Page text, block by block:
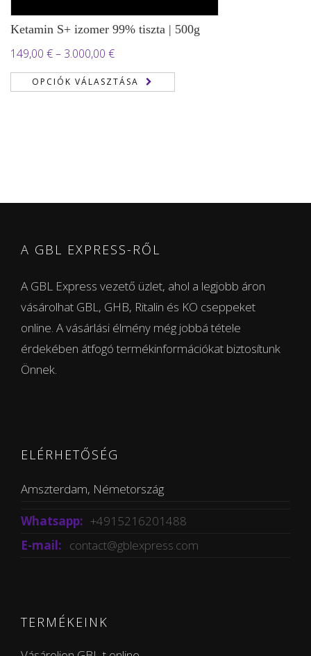
Ketamin S+ izomer 99% tiszta | 500g
149,00 €– 3.000,00 €Ártartomány:
149,00 €
-
OPCIÓK VÁLASZTÁSA
A GBL EXPRESS-RŐL
A GBL Express vezető üzlet, ahol a legjobb áron
vásárolhat GBL, GHB, Ritalin és KO cseppeket
online. A vásárlási élmény még jobbá tétele
érdekében átfogó termékinformációkat biztosítunk
Önnek.
ELÉRHETŐSÉG
Amszterdam, Németország
Whatsapp: +4915216201488
E-mail: contact@gblexpress.com
TERMÉKEINK